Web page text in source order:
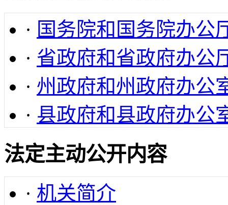
· 国务院和国务院办公
· 省政府和省政府办公
· 州政府和州政府办公
· 县政府和县政府办公
法定主动公开内容
· 机关简介